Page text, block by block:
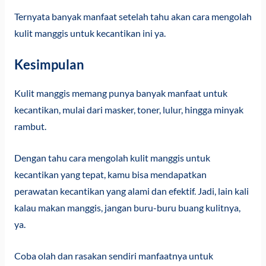
Ternyata banyak manfaat setelah tahu akan cara mengolah
kulit manggis untuk kecantikan ini ya.
Kesimpulan
Kulit manggis memang punya banyak manfaat untuk
kecantikan, mulai dari masker, toner, lulur, hingga minyak
rambut.
Dengan tahu cara mengolah kulit manggis untuk
kecantikan yang tepat, kamu bisa mendapatkan
perawatan kecantikan yang alami dan efektif. Jadi, lain kali
kalau makan manggis, jangan buru-buru buang kulitnya,
ya.
Coba olah dan rasakan sendiri manfaatnya untuk